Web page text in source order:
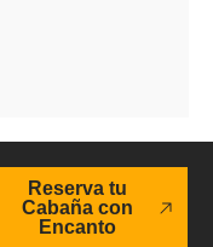
Reserva tu
Cabaña con
Encanto